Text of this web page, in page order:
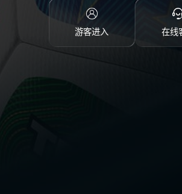
游客进入 在线